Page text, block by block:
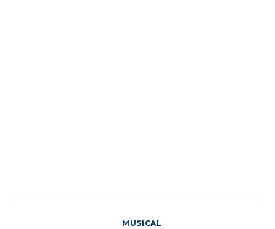
MUSICAL